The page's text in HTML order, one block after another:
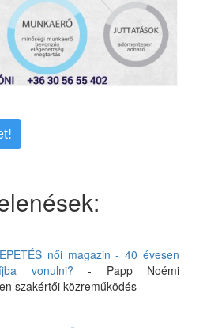
női magazin - 40 évesen
vonulni? - Papp Noémi
szakértői közreműködés